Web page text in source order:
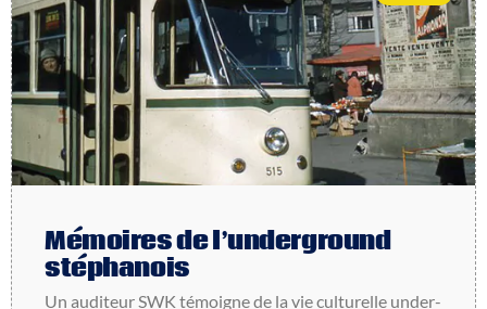
Mémoires de l’underground
stéphanois
Un audi­teur SWK témoigne de la vie cultu­relle under­